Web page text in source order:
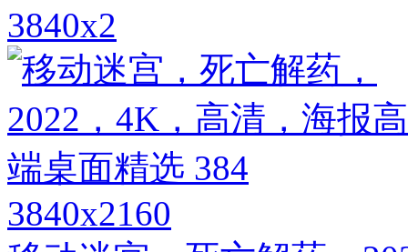
3840x2
3840x2160